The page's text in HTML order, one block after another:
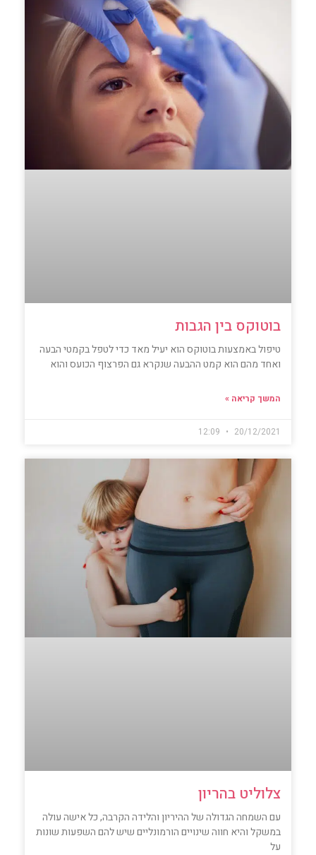
בוטוקס בין הגבות
טיפול באמצעות בוטוקס הוא יעיל מאד כדי לטפל בקמטי הבעה
ואחד מהם הוא קמט ההבעה שנקרא גם הפרצוף הכועס והוא
המשך קריאה »
20/12/2021
צלוליט בהריון
עם השמחה הגדולה של ההיריון והלידה הקרבה, כל אישה עולה
במשקל והיא חווה שינויים הורמונליים שיש להם השפעות שונות
על